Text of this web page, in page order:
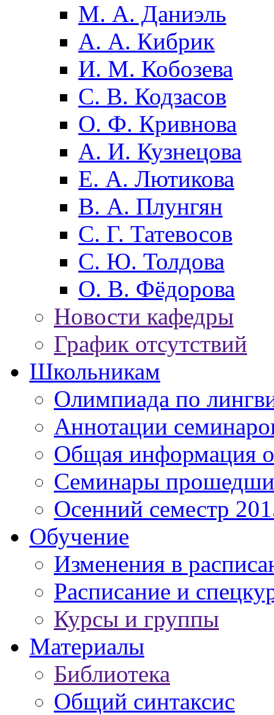
М. А. Даниэль
А. А. Кибрик
И. М. Кобозева
С. В. Кодзасов
О. Ф. Кривнова
А. И. Кузнецова
Е. А. Лютикова
В. А. Плунгян
С. Г. Татевосов
С. Ю. Толдова
О. В. Фёдорова
Новости кафедры
График отсутствий
Школьникам
Олимпиада по
Аннотации
Общая информация
Семинары
Осенний семестр
Обучение
Изменения в
Расписание и
Курсы и группы
Материалы
Библиотека
Общий синтаксис